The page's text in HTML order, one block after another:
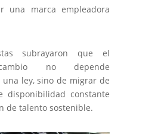
una marca empleadora
subrayaron que el
no depende
ley, sino de migrar de
disponibilidad constante
de talento sostenible.